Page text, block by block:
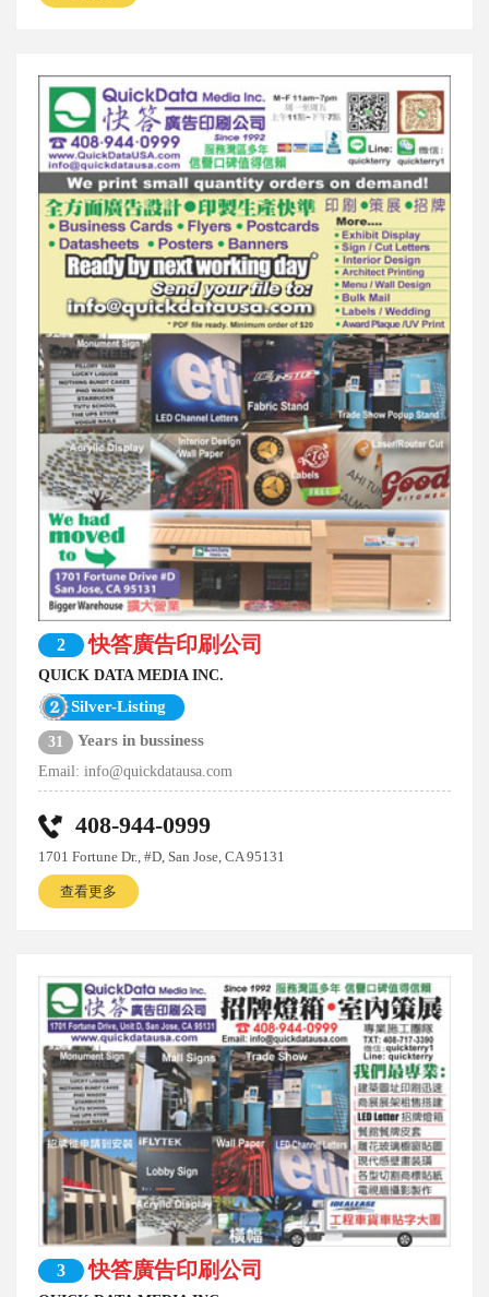
2 快答廣告印刷公司
QUICK DATA MEDIA INC.
Silver-Listing
31 Years in bussiness
Email:info@quickdatausa.com
408-944-0999
1701 Fortune Dr., #D, San Jose, CA 95131
查看更多
3 快答廣告印刷公司